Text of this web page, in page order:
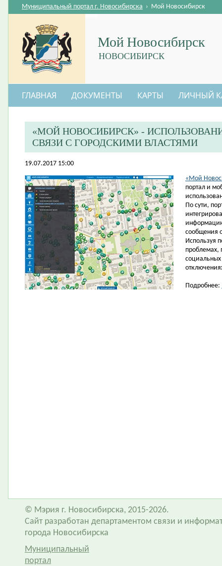
Мой Новосибирск
НОВОСИБИРСК
Муниципальный портал г. Новосибирска › Мой Новосибирск
ГЛАВНАЯ ДОКУМЕНТЫ КАРТЫ ЛИЧНЫЙ
«МОЙ НОВОСИБИРСК» -
СВЯЗИ С ГОРОДСКИМИ ВЛАСТЯМИ
19.07.2017 15:00
«Мой
портал и
По сути,
сообщения
Используя
проблемах,
Подробнее:
© Мэрия г. Новосибирска, 2015-2026.
Сайт разработан департаментом связи и
города Новосибирска
Муниципальный
портал